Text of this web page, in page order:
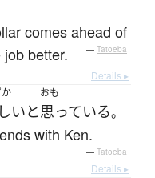
comes ahead of
better.
— Tatoeba
Details ▸
いと
おも
思っている。
with Ken.
— Tatoeba
Details ▸